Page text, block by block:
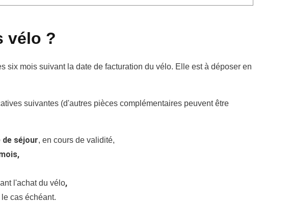
vélo ?
six mois suivant la date de facturation du vélo. Elle est à déposer en
suivantes (d'autres pièces complémentaires peuvent être
séjour, en cours de validité,
l'achat du vélo,
cas échéant.